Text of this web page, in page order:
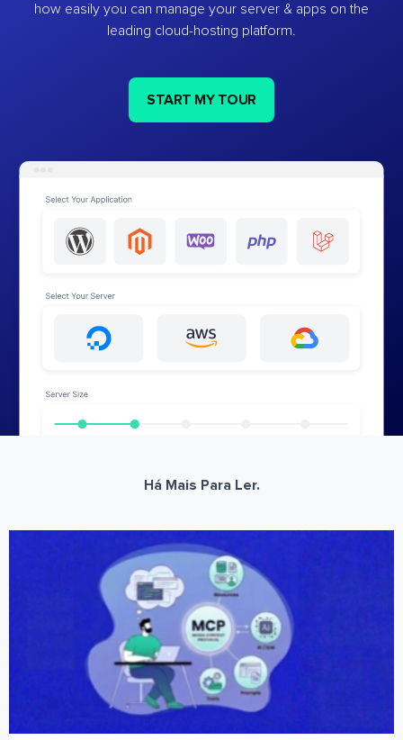
how easily you can manage your server & apps on the
leading cloud-hosting platform.
START MY TOUR
Há Mais Para Ler.